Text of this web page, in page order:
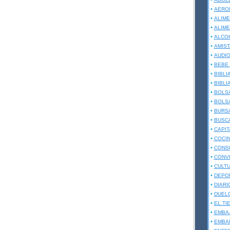
•
•
•
•
•
•
• BEBE
• BIBLIA
•
•
•
•
•
•
•
•
•
•
•
•
•
• EL
•
•